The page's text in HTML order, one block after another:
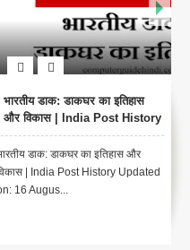
खेड़ा सत्याग्रह- एक किसान आन्दोलन
1918
खेड़ा सत्याग्रह क्या है ? चंपारण के किसान
आन्दोलन के बाद खेड़ा (गुजरात) में भी 1918
ई. में एक किसान आ...